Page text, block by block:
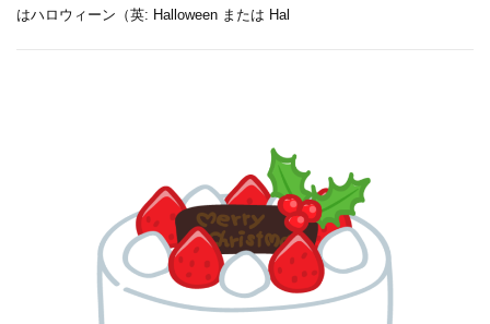
はハロウィーン（英: Halloween または Hal